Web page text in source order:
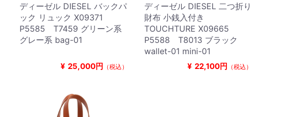
ディーゼル DIESEL バックパ
ック リュック X09371
P5585 T7459 グリーン系
グレー系 bag-01
¥ 25,000円 （税込）
ディーゼル DIESEL 二つ折り
財布 小銭入付き
TOUCHTURE X09665
P5588 T8013 ブラック
wallet-01 mini-01
¥ 22,100円 （税込）